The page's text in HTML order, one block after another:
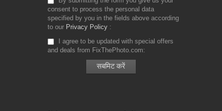
consent to process the personal data
specified by you in the fields above according
to our Privacy Policy
I agree to be updated with special offers
and deals from FixThePhoto.com